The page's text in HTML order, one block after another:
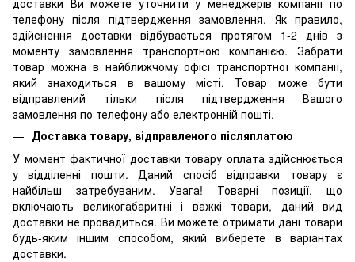
доставки Ви можете уточнити у менеджерів компанії по
телефону після підтвердження замовлення. Як правило,
здійснення доставки відбувається протягом 1-2 днів з
моменту замовлення транспортною компанією. Забрати
товар можна в найближчому офісі транспортної компанії,
який знаходиться в вашому місті. Товар може бути
відправлений тільки після підтвердження Вашого
замовлення по телефону або електронній пошті.
Доставка товару, відправленого післяплатою
У момент фактичної доставки товару оплата здійснюється
у відділенні пошти. Даний спосіб відправки товару є
найбільш затребуваним. Увага! Товарні позиції, що
включають великогабаритні і важкі товари, даний вид
доставки не провадиться. Ви можете отримати дані товари
будь-яким іншим способом, який виберете в варіантах
доставки.